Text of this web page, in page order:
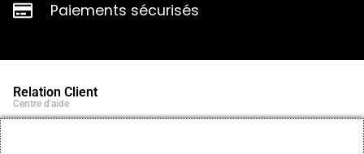
Paiements sécurisés
Relation Client
Centre d'aide